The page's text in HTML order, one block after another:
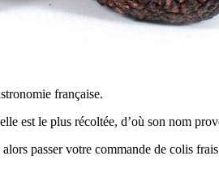
française.
est le plus récoltée, d’où son nom
passer votre commande de colis